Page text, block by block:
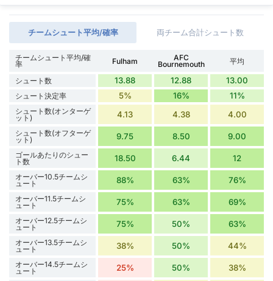
チームシュート平均/確率 両チーム合計シュート数
チームシュート平均/確
率 Fulham AFC
Bournemouth 平均
シュート数 13.88 12.88 13.00
シュート決定率 5% 16% 11%
シュート数(オンターゲ
ット) 4.13 4.38 4.00
シュート数(オフターゲ
ット) 9.75 8.50 9.00
ゴールあたりのシュー
ト数 18.50 6.44 12
オーバー10.5チームシ
ュート 88% 63% 76%
オーバー11.5チームシ
ュート 75% 63% 69%
オーバー12.5チームシ
ュート 75% 50% 63%
オーバー13.5チームシ
ュート 38% 50% 44%
オーバー14.5チームシ
ュート 25% 50% 38%